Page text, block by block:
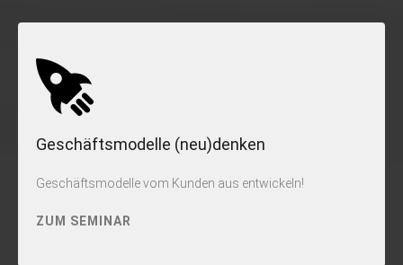
Geschäftsmodelle (neu)denken
Geschäftsmodelle vom Kunden aus entwickeln!
ZUM SEMINAR